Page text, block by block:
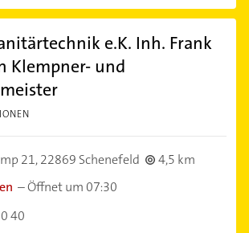
e.K. Inh. Frank
Klempner- und
21,22869 Schenefeld
4,5 km
–Öffnet um 07:30
40